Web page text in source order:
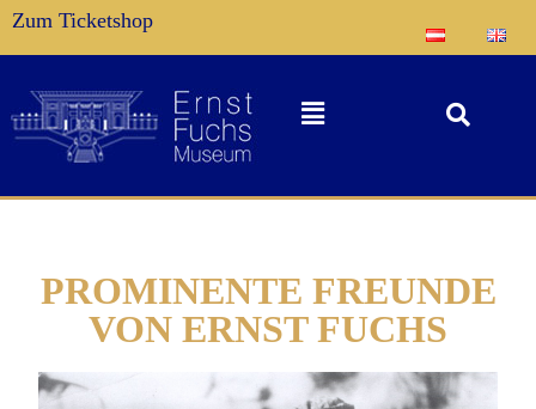
Zum Ticketshop
PROMINENTE FREUNDE
VON ERNST FUCHS